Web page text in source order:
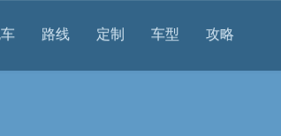
路线 定制 车型 攻略